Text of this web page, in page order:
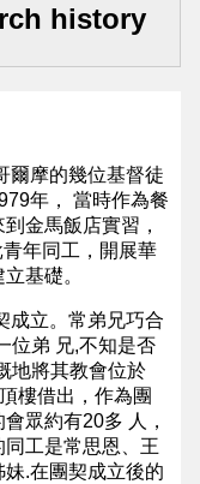
history
爾摩的幾位基督徒
年， 當時作為餐
金馬飯店實習，
青年同工，開展華
基礎。
成立。常弟兄巧合
位弟 兄,不知是否
地將其教會位於
樓借出，作為團
眾約有20多 人，
工是常思恩、王
.在團契成立後的